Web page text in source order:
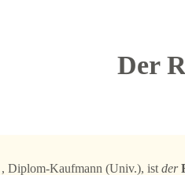
Der
, Diplom-Kaufmann (Univ.), ist der